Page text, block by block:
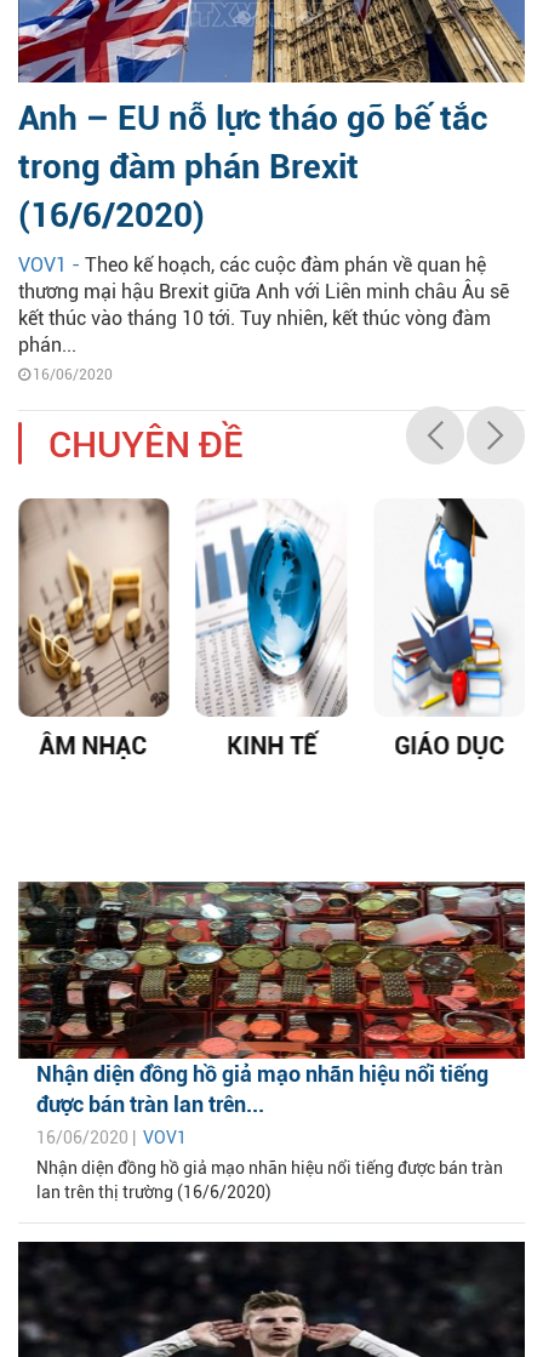
Anh – EU nỗ lực tháo gỡ bế tắc
trong đàm phán Brexit
(16/6/2020)
VOV1 - Theo kế hoạch, các cuộc đàm phán về quan hệ
thương mại hậu Brexit giữa Anh với Liên minh châu Âu sẽ
kết thúc vào tháng 10 tới. Tuy nhiên, kết thúc vòng đàm
phán...
16/06/2020
CHUYÊN ĐỀ
ÂM NHẠC KINH TẾ GIÁO DỤC
Nhận diện đồng hồ giả mạo nhãn hiệu nổi tiếng
được bán tràn lan trên...
16/06/2020 | VOV1
Nhận diện đồng hồ giả mạo nhãn hiệu nổi tiếng được bán tràn
lan trên thị trường (16/6/2020)